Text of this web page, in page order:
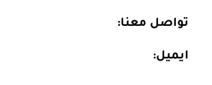
تواصل معنا:
ايميل: